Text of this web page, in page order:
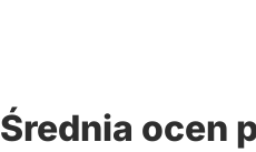
Średnia ocen